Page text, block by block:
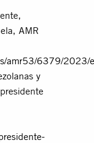
AMR
amr53/6379/2023/
y